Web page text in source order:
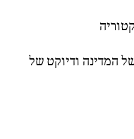
המדינה ודיוקט של